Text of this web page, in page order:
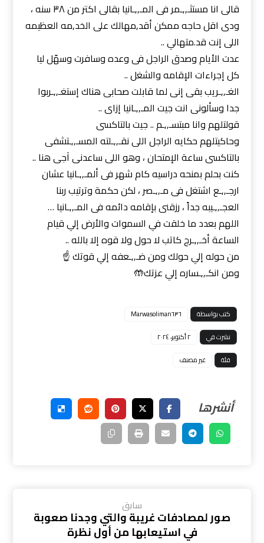
قالى انا مستثـ,,ـمر فى المـ,,ـانيا بقالى اكتر من ٣٨ سنه ،
ودى اقل حاجه ممكن أقد,مهالك على الخد,مه العظيمه
اللى إنت قد.متهالي ..
عدت الأيام وصدق الراجل فى وعده وسافرت وسهّل ليا
كل إجراءات الإقامه والشغل ..
الغـ,,ـريب بقى إنى لما قابلت صحابى هناك إستغـ,,ـربوا
جدا وسألونى انت جيت المـ,,ـانيا إزاى ..
قولتلهم وانا مبتسـ,,ـم .. جيت بالتاكسى
وحاكيتلهم حكايه الراجل اللى نقـ,,ـلته المسـ,,ـتشفى
بالتاكسى ساعة الإمتحان ، وهو اللى ساعدنى آجى هنا ..
كنت بحلم بمنحه دراسيه كام شهر فى ألمـ,,ـانيا عشان
ارجـ,,ـع اشتغل فى مـ,,ـصر ، لكن حكمة وترتيب ربنا
العجـ,,ـيبه جداً ، رزقنى بإقامه دائمه فى المـ,,ـانيا …
اللهم بعدد ما خلقت في السموات والأرض إلي قيام
الساعة أخـ,,ـرج كاتب لا حول ولا قوه إلا بالله ..
من حوله إلي حولك ومن ضـ,,ـعفه إلي قوتك ☝️
ومن انكـ,,ـساره إلي عزتك🤲
كتب بواسطة
Marwasoliman٦٣٦
نشرت في
٢ أكتوبر، ٢٠٢٤
فئة
غير مصنف
سابق
صور لمصادفات غريبة والتي وجدنا صعوبة
في استيعابها من أول نظرة